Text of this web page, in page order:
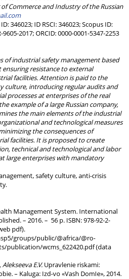
Commerce and Industry of the Russian
346023; ID RSCI: 346023; Scopus ID:
2017; ORCID: 0000-0001-5347-2253
of industrial safety management based
resistance to external
facilities. Attention is paid to the
culture, introducing regular audits and
processes at enterprises of the real
example of a large Russian company,
the main elements of the industrial
and technological measures
the consequences of
facilities. It is proposed to create
technical and technological and labor
large enterprises with mandatory
safety culture, anti-crisis
Management System. International
– 2016. – 56 р. ISBN: 978-92-2-
pdf).
groups/public/@africa/@ro-
publication/wcms_622420.pdf (data
E.V. Upravlenie riskami:
– Kaluga: Izd-vo «Vash DomIe», 2014.